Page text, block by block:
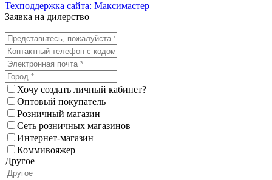
Техподдержка сайта: Максимастер
Заявка на дилерство
Хочу создать личный кабинет?
Оптовый покупатель
Розничный магазин
Сеть розничных магазинов
Интернет-магазин
Коммивояжер
Другое